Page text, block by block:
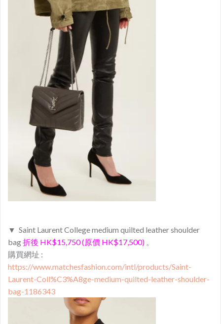
▼ Saint Laurent College medium quilted leather shoulder
bag折後 HK$15,750 (原價 HK$17,500) 。
購買網址 :
https://www.matchesfashion.com/intl/products/Saint-
Laurent-Coll%C3%A8ge-medium-quilted-leather-shoulder-
bag-1186343